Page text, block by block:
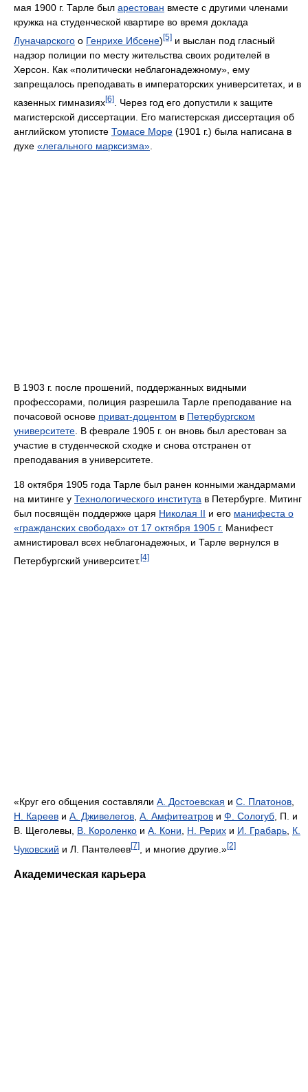
мая 1900 г. Тарле был арестован вместе с другими членами
кружка на студенческой квартире во время доклада
Луначарского о Генрихе Ибсене) [5] и выслан под гласный
надзор полиции по месту жительства своих родителей в
Херсон. Как «политически неблагонадежному», ему
запрещалось преподавать в императорских университетах, и в
казенных гимназиях[6]
. Через год его допустили к защите
магистерской диссертации. Его магистерская диссертация об
английском утописте Томасе Море (1901 г.) была написана в
духе «легального марксизма»
В 1903 г. после прошений, поддержанных видными
профессорами, полиция разрешила Тарле преподавание на
почасовой основе приват-доцентом в Петербургском
университете . В феврале 1905 г. он вновь был арестован за
участие в студенческой сходке и снова отстранен от
преподавания в университете.
18 октября 1905 года Тарле был ранен конными жандармами
на митинге у Технологического института в Петербурге. Митинг
был посвящён поддержке царя Николая II и его манифеста о
«гражданских свободах» от 17 октября 1905 г. Манифест
амнистировал всех неблагонадежных, и Тарле вернулся в
Петербургский университет.[4]
«Круг его общения составляли А. Достоевская и С. Платонов,
Н. Кареев и А. Дживелегов, А. Амфитеатров и Ф. Сологуб, П. и
В. Щеголевы, В. Короленко и А. Кони, Н. Рерих и И. Грабарь, К.
Чуковский и Л. Пантелеев[7] , и многие другие.»[2]
Академическая карьера